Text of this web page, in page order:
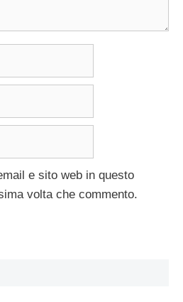
e sito web in questo
volta che commento.